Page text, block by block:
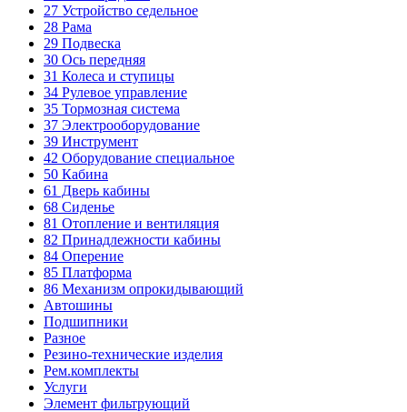
27 Устройство седельное
28 Рама
29 Подвеска
30 Ось передняя
31 Колеса и ступицы
34 Рулевое управление
35 Тормозная система
37 Электрооборудование
39 Инструмент
42 Оборудование специальное
50 Кабина
61 Дверь кабины
68 Сиденье
81 Отопление и вентиляция
82 Принадлежности кабины
84 Оперение
85 Платформа
86 Механизм опрокидывающий
Автошины
Подшипники
Разное
Резино-технические изделия
Рем.комплекты
Услуги
Элемент фильтрующий